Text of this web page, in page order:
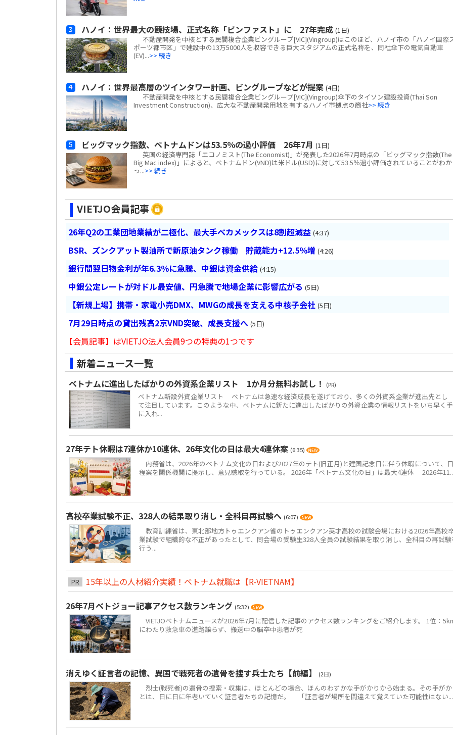
ハノイ：世界最大の競技場、正式名称「ビンファスト」に 27年完成 (1日)
不動産開発を中核とする民間複合企業ビングループ[VIC](Vingroup)はこのほど、ハノイ市の「ハノイ国際
ポーツ都市区」で建設中の13万5000人を収容できる巨大スタジアムの正式名称を、同社傘下の電気自動車
(EV)...>> 続き
ハノイ：世界最高層のツインタワー計画、ビングループなどが提案 (4日)
不動産開発を中核とする民間複合企業ビングループ[VIC](Vingroup)傘下のタイソン建設投資(Thai Son
Investment Construction)、広大な不動産開発用地を有するハノイ市拠点の商社>> 続き
ビッグマック指数、ベトナムドンは53.5％の過小評価 26年7月 (1日)
英国の経済専門誌「エコノミスト(The Economist)」が発表した2026年7月時点の「ビッグマック指数(The
Big Mac index)」によると、ベトナムドン(VND)は米ドル(USD)に対して53.5％過小評価されていることがわか
っ...>> 続き
VIETJO会員記事
26年Q2の工業団地業績が二極化、最大手ベカメックスは8割超減益 (4:37)
BSR、ズンクアット製油所で新原油タンク稼働 貯蔵能力+12.5％増 (4:26)
銀行間翌日物金利が年6.3％に急騰、中銀は資金供給 (4:15)
中銀公定レートが対ドル最安値、円急騰で地場企業に影響広がる (5日)
【新規上場】携帯・家電小売DMX、MWGの成長を支える中核子会社 (5日)
7月29日時点の貸出残高2京VND突破、成長支援へ (5日)
【会員記事】はVIETJO法人会員9つの特典の1つです
新着ニュース一覧
ベトナムに進出したばかりの外資系企業リスト 1か月分無料お試し！ (PR)
ベトナム新設外資企業リスト ベトナムは急速な経済成長を遂げており、多くの外資系企業が進出先とし
て注目しています。このような中、ベトナムに新たに進出したばかりの外資企業の情報リストをいち早く手
に入れ...
27年テト休暇は7連休か10連休、26年文化の日は最大4連休案 (6:35)
内務省は、2026年のベトナム文化の日および2027年のテト(旧正月)と建国記念日に伴う休暇について、日
程案を関係機関に提示し、意見聴取を行っている。 2026年「ベトナム文化の日」は最大4連休 2026年
高校卒業試験不正、328人の結果取り消し・全科目再試験へ (6:07)
教育訓練省は、東北部地方トゥエンクアン省のトゥエンクアン英才高校の試験会場における2026年高校
業試験で組織的な不正があったとして、同会場の受験生328人全員の試験結果を取り消し、全科目の再試験
行う...
PR
15年以上の人材紹介実績！ベトナム就職は【R-VIETNAM】
26年7月ベトジョー記事アクセス数ランキング (5:32)
VIETJOベトナムニュースが2026年7月に配信した記事のアクセス数ランキングをご紹介します。 1位：
にわたり救急車の進路譲らず、搬送中の脳卒中患者が死
消えゆく証言者の記憶、異国で戦死者の遺骨を捜す兵士たち【前編】 (2日)
烈士(戦死者)の遺骨の捜索・収集は、ほとんどの場合、ほんのわずかな手がかりから始まる。その手がか
とは、日に日に年老いていく証言者たちの記憶だ。 「証言者が場所を間違えて覚えていた可能性はない...